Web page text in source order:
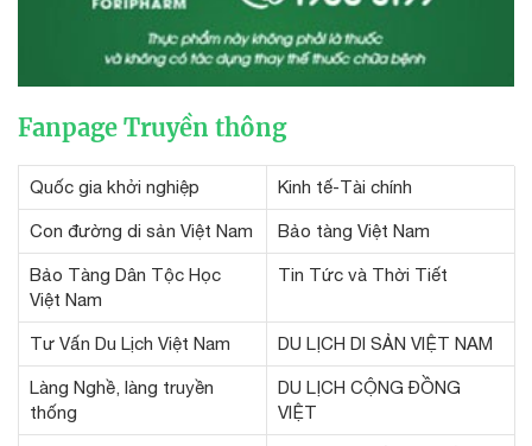
Fanpage Truyền thông
Quốc gia khởi nghiệp Kinh tế-Tài chính
Con đường di sản Việt Nam Bảo tàng Việt Nam
Bảo Tàng Dân Tộc Học
Việt Nam
Tin Tức và Thời Tiết
Tư Vấn Du Lịch Việt Nam DU LỊCH DI SẢN VIỆT NAM
Làng Nghề, làng truyền
thống
DU LỊCH CỘNG ĐỒNG
VIỆT